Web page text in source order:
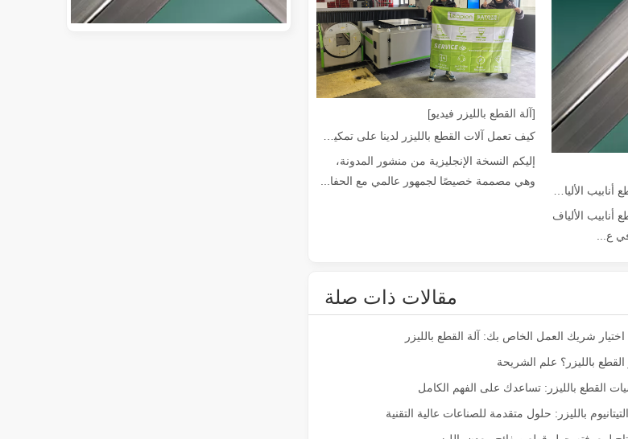
[آلة القطع بالليزر فيديو]
إليكم النسخة الإنجليزية من منشور المدونة،
وهي مصممة خصيصًا لجمهور عالمي مع الحفا...
أنابيب الألياف
ع...
مقالات ذات صلة
اختيار شريك العمل الخاص بك: آلة القطع بالليزر
القطع بالليزر؟ علم الشريحة
القطع بالليزر: تساعدك على الفهم الكامل
بالليزر: حلول متقدمة للصناعات عالية التقنية